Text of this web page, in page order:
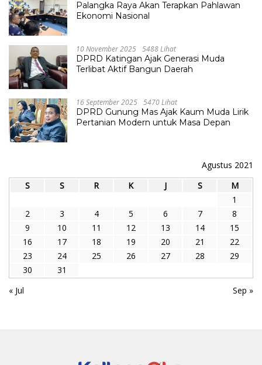
Palangka Raya Akan Terapkan Pahlawan
Ekonomi Nasional
10 November 2025 5488 Lihat
DPRD Katingan Ajak Generasi Muda
Terlibat Aktif Bangun Daerah
16 September 2025 5470 Lihat
DPRD Gunung Mas Ajak Kaum Muda Lirik
Pertanian Modern untuk Masa Depan
Agustus 2021
S
S R K J S
M
1
2
3 4 5 6 7
8
9
10 11 12 13 14
15
16
17 18 19 20 21
22
23
24 25 26 27 28
29
30
31
« Jul
Sep »